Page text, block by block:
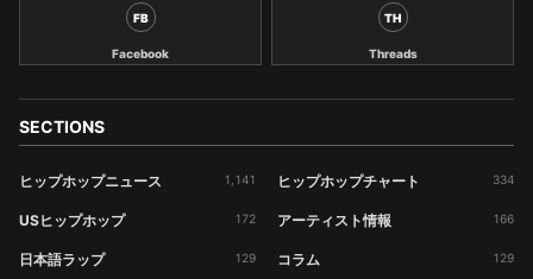
FB
Facebook
TH
Threads
SECTIONS
ヒップホップニュース 1,141 ヒップホップチャート 334
USヒップホップ 172 アーティスト情報 166
日本語ラップ 129 コラム 129